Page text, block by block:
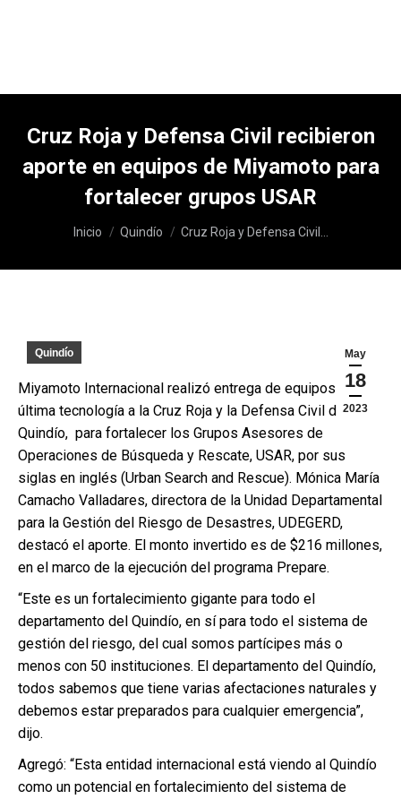
Cruz Roja y Defensa Civil recibieron
aporte en equipos de Miyamoto para
fortalecer grupos USAR
Estás aquí:
Inicio Quindío Cruz Roja y Defensa Civil…
May
18
2023
Quindío
Miyamoto Internacional realizó entrega de equipos de
última tecnología a la Cruz Roja y la Defensa Civil del
Quindío, para fortalecer los Grupos Asesores de
Operaciones de Búsqueda y Rescate, USAR, por sus
siglas en inglés (Urban Search and Rescue). Mónica María
Camacho Valladares, directora de la Unidad Departamental
para la Gestión del Riesgo de Desastres, UDEGERD,
destacó el aporte. El monto invertido es de $216 millones,
en el marco de la ejecución del programa Prepare.
“Este es un fortalecimiento gigante para todo el
departamento del Quindío, en sí para todo el sistema de
gestión del riesgo, del cual somos partícipes más o
menos con 50 instituciones. El departamento del Quindío,
todos sabemos que tiene varias afectaciones naturales y
debemos estar preparados para cualquier emergencia”,
dijo.
Agregó: “Esta entidad internacional está viendo al Quindío
como un potencial en fortalecimiento del sistema de